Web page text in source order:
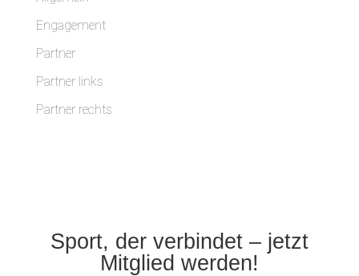
Engagement
Partner
Partner links
Partner rechts
Sport, der verbindet – jetzt
Mitglied werden!